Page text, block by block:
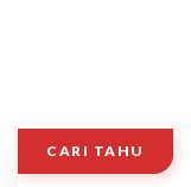
CARI TAHU